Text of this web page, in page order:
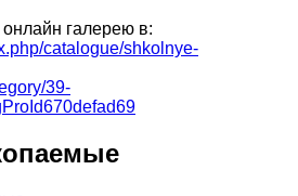
галерею в:
catalogue/shkolnye-
39-